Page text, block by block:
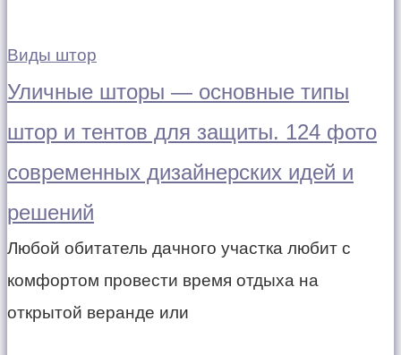
Виды штор
Уличные шторы — основные типы
штор и тентов для защиты. 124 фото
современных дизайнерских идей и
решений
Любой обитатель дачного участка любит с
комфортом провести время отдыха на
открытой веранде или